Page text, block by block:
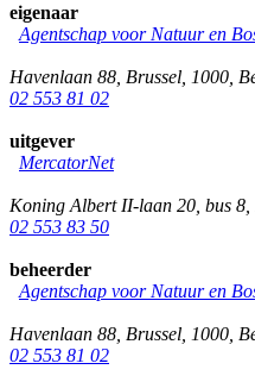
eigenaar
Agentschap voor Natuur en
Havenlaan 88 Brussel 1000
02 553 81 02
uitgever
MercatorNet
Koning Albert II-laan 20, bus 8
02 553 83 50
beheerder
Agentschap voor Natuur en
Havenlaan 88 Brussel 1000
02 553 81 02